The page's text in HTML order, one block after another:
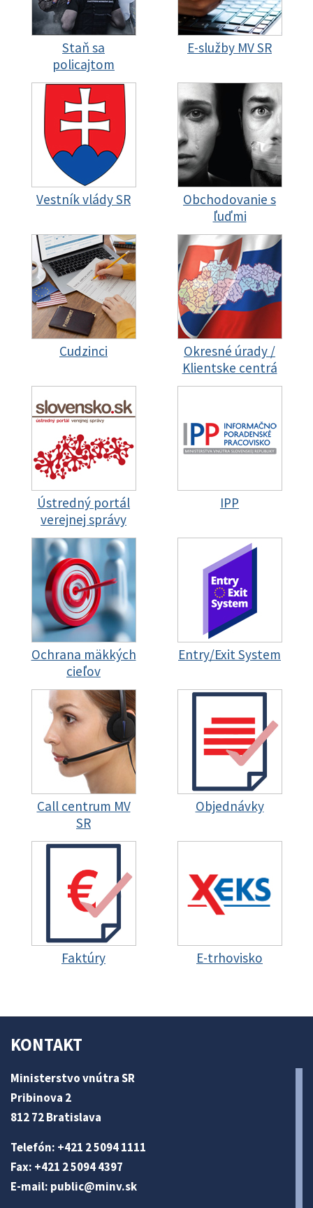
Staň sa
policajtom
E-služby MV SR
Vestník vlády SR
Obchodovanie s
ľuďmi
Cudzinci
Okresné úrady /
Klientske centrá
Ústredný portál
verejnej správy
IPP
Ochrana mäkkých
cieľov
Entry/Exit System
Call centrum MV
SR
Objednávky
Faktúry E-trhovisko
KONTAKT
Ministerstvo vnútra SR
Pribinova 2
812 72 Bratislava
Telefón: +421 2 5094 1111
Fax: +421 2 5094 4397
E-mail: public@minv.sk